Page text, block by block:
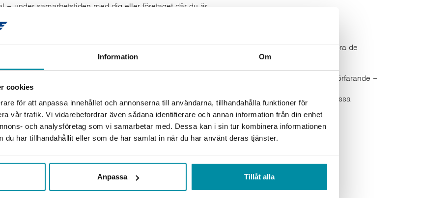
Information Om
cookies
för att anpassa innehållet och annonserna till användarna, tillhandahålla funktioner för
vår trafik. Vi vidarebefordrar även sådana identifierare och annan information från din enhet
och analysföretag som vi samarbetar med. Dessa kan i sin tur kombinera informationen
du har tillhandahållit eller som de har samlat in när du har använt deras tjänster.
Anpassa Tillåt alla
– under samarbetstiden med dig eller företaget där du är
och efter dess uppsägning/upphörande – under preskriptionstiden för
samarbete eller under den tid som krävs för att den personuppgiftsansvarige ska kunna fullgöra de
enligt tillämplig lag;
på webbplatsen unityline.pl – tills användaren tar bort sitt konto;
– under 30 dagar fr.o.m. rersans datum, och om dessa uppgifter utgör bevis i ett rättsligt förfarande –
ett beslut som har vunnit laga kraft;
klagomål – under 120 dagar fr.o.m. datum för klagomålet, och om klagomålet avslås, när dessa
– tills ärendet har avgjorts genom en dom eller ett beslut som har vunnit laga kraft.
tillämpliga bestämmelser:
dig;
dig;
raderade, utom i de fall där behandlingen av dina uppgifter är nödvändig: